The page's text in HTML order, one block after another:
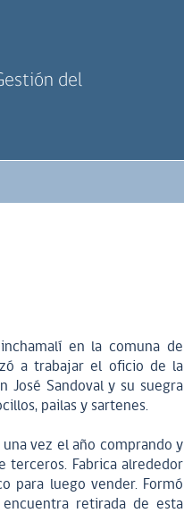
del
en la comuna de
a trabajar el oficio de la
José Sandoval y su suegra
pailas y sartenes.
vez el año comprando y
terceros. Fabrica alrededor
para luego vender. Formó
retirada de esta